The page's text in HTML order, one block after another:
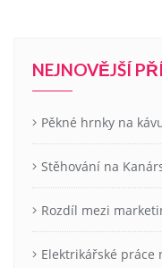
NEJNOVĚJŠÍ
Pěkné hrnky na
Stěhování na
Rozdíl mezi
Elektrikářské práce